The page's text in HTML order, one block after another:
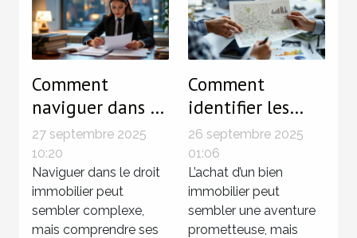
Comment
naviguer dans le
droit immobilier
pour sécuriser
vos
investissements
?
27 septembre 2025
10:20
Naviguer dans le droit
immobilier peut
sembler complexe,
mais comprendre ses
Comment
identifier les
zones à risque
avant d'acheter
votre prochain
bien immobilier
?
26 septembre 2025
01:06
L’achat d’un bien
immobilier peut
sembler une aventure
prometteuse, mais